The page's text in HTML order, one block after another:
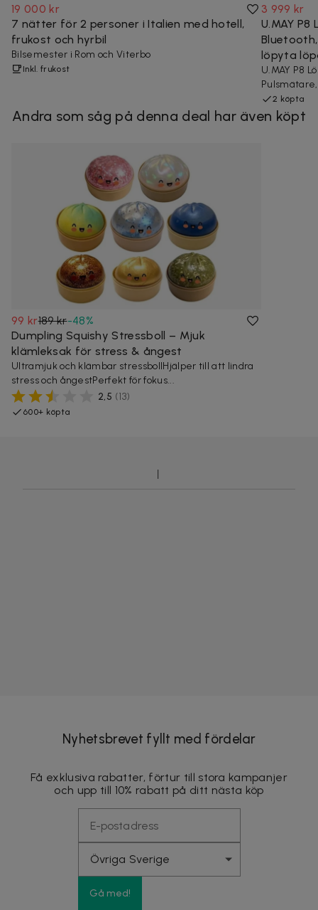
19 000 kr
7 nätter för 2 personer i Italien med hotell,
frukost och hyrbil
Bilsemester i Rom och Viterbo
Inkl. frukost
3 999 kr
U.MAY
löpyta
U.MAY P8
2 köpta
Andra som såg på denna deal har även köpt
99 kr189 kr-48%
Dumpling Squishy Stressboll – Mjuk
klämleksak för stress & ångest
Ultramjuk och klämbar stressbollHjälper till att lindra
stress och ångestPerfekt för fokus...
2,5 (13)
600+ köpta
Nyhetsbrevet fyllt med fördelar
Få exklusiva rabatter, förtur till stora kampanjer
och upp till 10% rabatt på ditt nästa köp
Gå med!